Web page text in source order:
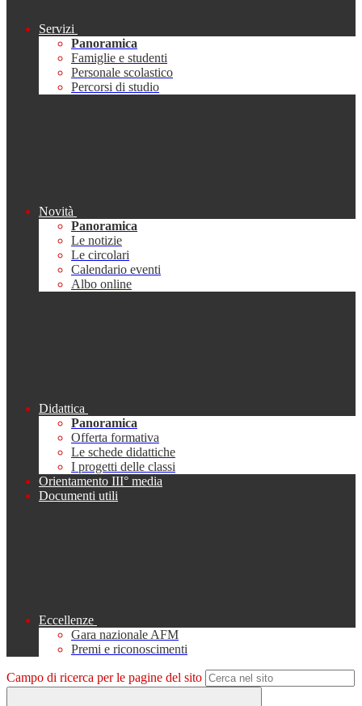
Servizi
Panoramica
Famiglie e studenti
Personale scolastico
Percorsi di studio
Novità
Panoramica
Le notizie
Le circolari
Calendario eventi
Albo online
Didattica
Panoramica
Offerta formativa
Le schede didattiche
I progetti delle classi
Orientamento III° media
Documenti utili
Eccellenze
Gara nazionale AFM
Premi e riconoscimenti
Campo di ricerca per le pagine del sito